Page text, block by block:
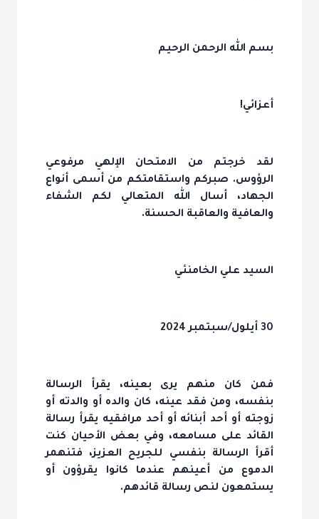
بسم الله الرحمن الرحيم
أعزائي!
لقد خرجتم من الامتحان الإلهي مرفوعي
الرؤوس. صبركم واستقامتكم من أسمى أنواع
الجهاد، أسال الله المتعالي لكم الشفاء
والعافية والعاقبة الحسنة.
السيد علي الخامنئي
30 أيلول/سبتمبر 2024
فمن كان منهم يرى بعينه، يقرأ الرسالة
بنفسه، ومن فقد عينه، كان والده أو والدته أو
زوجته أو أحد أبنائه أو أحد مرافقيه يقرأ رسالة
القائد على مسامعه، وفي بعض الأحيان كنت
أقرأ الرسالة بنفسي للجريح العزيز، فتنهمر
الدموع من أعينهم عندما كانوا يقرؤون أو
يستمعون لنص رسالة قائدهم.